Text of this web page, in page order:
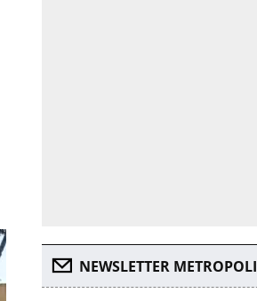
NEWSLETTER METROPOLI